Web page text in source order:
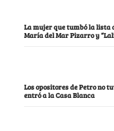
La mujer que tumbó la lista
María del Mar Pizarro y
Los opositores de Petro no
entró a la Casa Blanca